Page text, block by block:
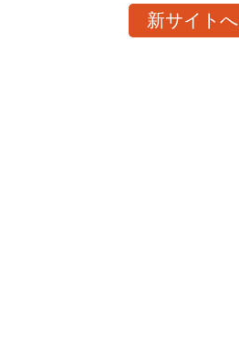
新サイトへ